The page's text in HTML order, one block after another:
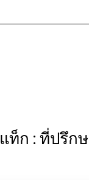
แท็ก : ที่ปรึก